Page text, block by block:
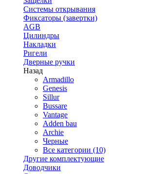
Системы открывания
Фиксаторы (завертки)
AGB
Цилиндры
Накладки
Ригели
Дверные ручки
Назад
Armadillo
Genesis
Sillur
Bussare
Vantage
Adden bau
Archie
Черные
Все категории (10)
Другие комплектующие
Доводчики